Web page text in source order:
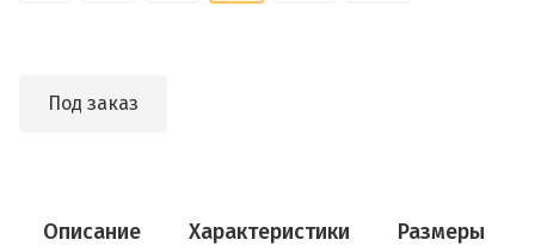
Под заказ
Описание Характеристики Размеры